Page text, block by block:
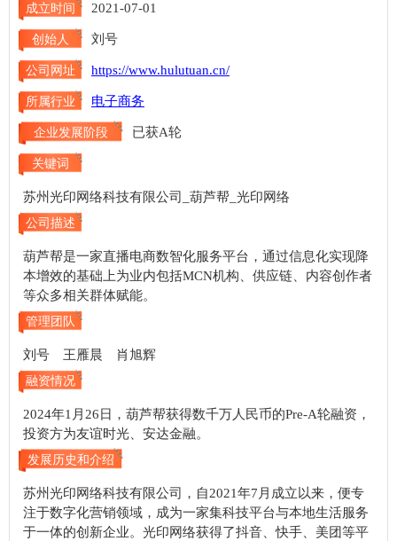
成立时间 2021-07-01
创始人 刘号
公司网址 https://www.hulutuan.cn/
所属行业 电子商务
企业发展阶段 已获A轮
关键词
苏州光印网络科技有限公司_葫芦帮_光印网络
公司描述
葫芦帮是一家直播电商数智化服务平台，通过信息化实现降
本增效的基础上为业内包括MCN机构、供应链、内容创作者
等众多相关群体赋能。
管理团队
刘号 王雁晨 肖旭辉
融资情况
2024年1月26日，葫芦帮获得数千万人民币的Pre-A轮融资，
投资方为友谊时光、安达金融。
发展历史和介绍
苏州光印网络科技有限公司，自2021年7月成立以来，便专
注于数字化营销领域，成为一家集科技平台与本地生活服务
于一体的创新企业。光印网络获得了抖音、快手、美团等平